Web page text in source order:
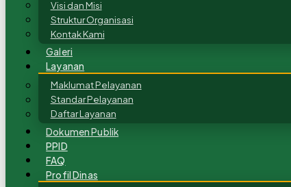
Visi dan Misi
Struktur Organisasi
Kontak Kami
Galeri
Layanan
Maklumat Pelayanan
Standar Pelayanan
Daftar Layanan
Dokumen Publik
PPID
FAQ
Profil Dinas